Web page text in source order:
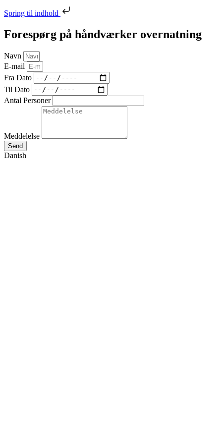
Spring til indhold
Forespørg på håndværker overnatning
Navn
E-mail
Fra Dato
Til Dato
Antal Personer
Meddelelse
Send
Danish